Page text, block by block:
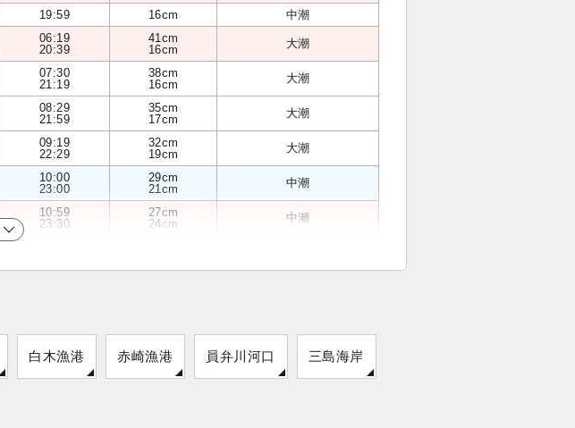
19:59 16cm 中潮
06:19
20:39
41cm
16cm
大潮
07:30
21:19
38cm
16cm
大潮
08:29
21:59
35cm
17cm
大潮
09:19
22:29
32cm
19cm
大潮
10:00
23:00
29cm
21cm
中潮
10:59
23:30
27cm
24cm
中潮
白木漁港 赤崎漁港 員弁川河口 三島海岸